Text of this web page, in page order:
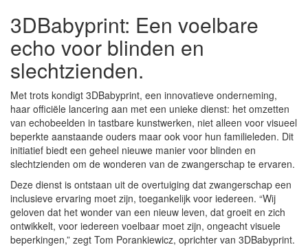
3DBabyprint: Een voelbare
echo voor blinden en
slechtzienden.
Met trots kondigt 3DBabyprint, een innovatieve onderneming,
haar officiële lancering aan met een unieke dienst: het omzetten
van echobeelden in tastbare kunstwerken, niet alleen voor visueel
beperkte aanstaande ouders maar ook voor hun familieleden. Dit
initiatief biedt een geheel nieuwe manier voor blinden en
slechtzienden om de wonderen van de zwangerschap te ervaren.
Deze dienst is ontstaan uit de overtuiging dat zwangerschap een
inclusieve ervaring moet zijn, toegankelijk voor iedereen. “Wij
geloven dat het wonder van een nieuw leven, dat groeit en zich
ontwikkelt, voor iedereen voelbaar moet zijn, ongeacht visuele
beperkingen,” zegt Tom Porankiewicz, oprichter van 3DBabyprint.